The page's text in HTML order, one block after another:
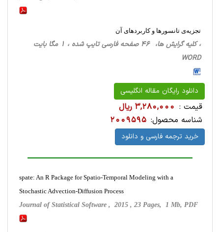
تجزیه‌ی تانسورها و کاربردهای آن
، کلیه گرایش ها، 46 صفحه فارسی تایپ شده ، 1 مگا بایت
WORD
دانلود رایگان مقاله انگلیسی
قیمت : 3,280,000 ریال
شناسه محصول: 2009595
خرید ترجمه فارسی و دانلود
spate: An R Package for Spatio-Temporal Modeling with a
Stochastic Advection-Diffusion Process
Journal of Statistical Software , 2015 , 23 Pages, 1 Mb, PDF